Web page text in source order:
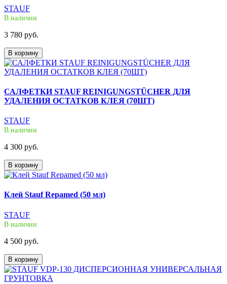
STAUF
В наличии
3 780 руб.
В корзину
САЛФЕТКИ STAUF REINIGUNGSTÜCHER ДЛЯ
УДАЛЕНИЯ ОСТАТКОВ КЛЕЯ (70ШТ)
STAUF
В наличии
4 300 руб.
В корзину
Клей Stauf Repamed (50 мл)
STAUF
В наличии
4 500 руб.
В корзину